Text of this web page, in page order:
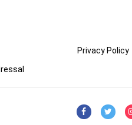
Privacy Policy